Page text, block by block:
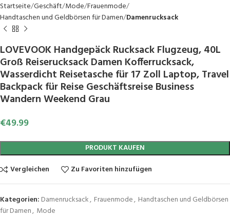
Startseite Geschäft Mode Frauenmode
Handtaschen und Geldbörsen für Damen Damenrucksack
LOVEVOOK Handgepäck Rucksack Flugzeug, 40L
Groß Reiserucksack Damen Kofferrucksack,
Wasserdicht Reisetasche für 17 Zoll Laptop, Travel
Backpack für Reise Geschäftsreise Business
Wandern Weekend Grau
€49.99
PRODUKT KAUFEN
Vergleichen
Zu Favoriten hinzufügen
Kategorien: Damenrucksack, Frauenmode, Handtaschen und Geldbörsen
für Damen, Mode